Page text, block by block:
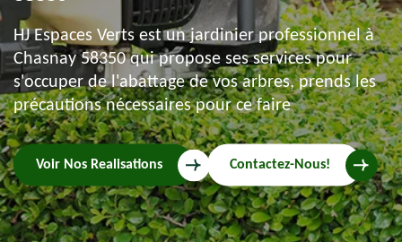
HJ Espaces Verts est un jardinier professionnel à
Chasnay 58350 qui propose ses services pour
s'occuper de l'abattage de vos arbres, prends les
précautions nécessaires pour ce faire
Voir Nos Realisations Contactez-Nous!